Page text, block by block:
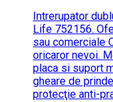
Intrerupator
Life 752156.
sau comerciale
oricaror nevoi.
placa si suport
gheare de
protecţie anti-